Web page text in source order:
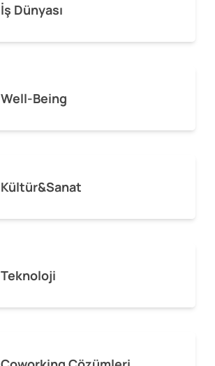
İş Dünyası
Well-Being
Kültür&Sanat
Teknoloji